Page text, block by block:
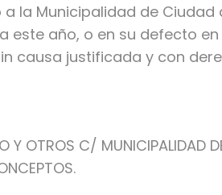
la Municipalidad de Ciudad
año, o en su defecto en
causa justificada y con
OTROS C/ MUNICIPALIDAD